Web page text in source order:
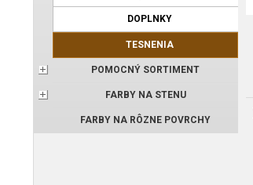
DOPLNKY
TESNENIA
POMOCNÝ SORTIMENT
FARBY NA STENU
FARBY NA RÔZNE POVRCHY